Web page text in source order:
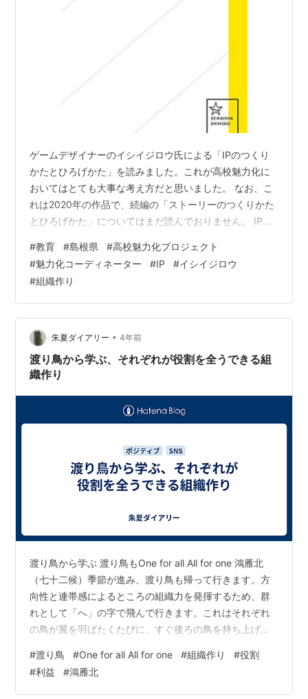
ゲームデザイナーのイシイジロウ氏による「IPのつくり
かたとひろげかた」を読みました。これが高校魅力化に
おいてはとても大事な考え方だと思いました。 なお、こ
れは2020年の作品で、続編の「ストーリーのつくりかた
とひろげかた」についてはまだ読んでおりません。 IPの
イジロウ 講談社 Amazon まずIPというのは、Intellectual
Propertyの略で、知的財産と訳されることが多いもので
す。経営の視点で言えば、経営資源の一つ、「ヒト・モ
ノ・カネ・情報・時間」に加え、「IP」も大事な資源で
す。 ゲームやアニメーションの世界…
#教育 #島根県 #高校魅力化プロジェクト
#魅力化コーディネーター #IP #イシイジロウ
#組織作り
朱夏ダイアリー • 4年前
渡り鳥から学ぶ、それぞれが役割を全うできる組
織作り
渡り鳥から学ぶ 渡り鳥もOne for all All for one 鴻雁北
（七十二候）季節が進み、渡り鳥も帰って行きます。方
向性と連帯感によるところの組織力を発揮するため、群
れとして「へ」の字で飛んで行きます。これはそれぞれ
の鳥が翼を羽ばたくたびに、すぐ後ろの鳥を持ち上げる
距離は７０％程増すそうです。もし、群れから外れてし
まったときは、次の群れを待ち、次の群れも抵抗なく受
け入れます。そして、先頭は一番大変で疲れます、です
#渡り鳥 #One for all All for one #組織作り #役割
#利益 #鴻雁北